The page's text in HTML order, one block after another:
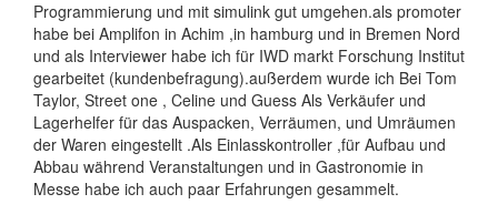
Programmierung und mit simulink gut umgehen.als promoter
habe bei Amplifon in Achim ,in hamburg und in Bremen Nord
und als Interviewer habe ich für IWD markt Forschung Institut
gearbeitet (kundenbefragung).außerdem wurde ich Bei Tom
Taylor, Street one , Celine und Guess Als Verkäufer und
Lagerhelfer für das Auspacken, Verräumen, und Umräumen
der Waren eingestellt .Als Einlasskontroller ,für Aufbau und
Abbau während Veranstaltungen und in Gastronomie in
Messe habe ich auch paar Erfahrungen gesammelt.